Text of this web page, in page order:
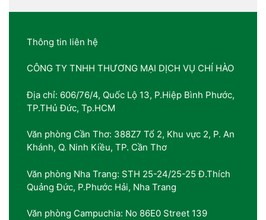
Thông tin liên hệ
CÔNG TY TNHH THƯƠNG MẠI DỊCH VỤ CHÍ HÀO
Địa chỉ: 606/76/4, Quốc Lộ 13, P.Hiệp Bình Phước,
TP.THủ Đức, Tp.HCM
Văn phòng Cần Thơ: 388Z7 Tổ 2, Khu vực 2, P. An
Khánh, Q. Ninh Kiều, TP. Cần Thơ
Văn phòng Nha Trang: STH 25-24/25-25 Đ.Thích
Quảng Đức, P.Phước Hải, Nha Trang
Văn phòng Campuchia: No 86E0 Street 139